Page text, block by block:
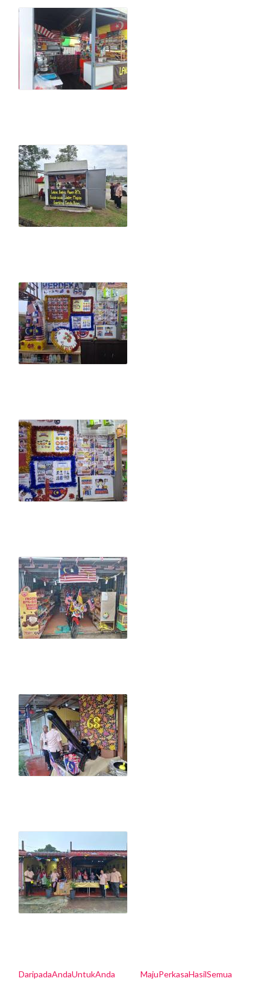
DaripadaAndaUntukAnda MajuPerkasaHasilSemua